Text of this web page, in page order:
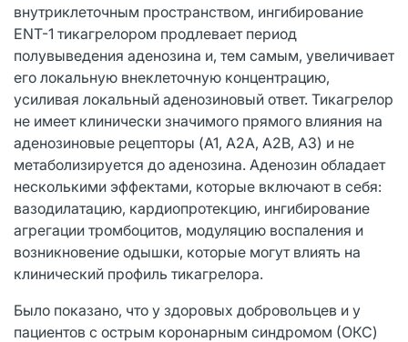
внутриклеточным пространством, ингибирование
ENT-1 тикагрелором продлевает период
полувыведения аденозина и, тем самым, увеличивает
его локальную внеклеточную концентрацию,
усиливая локальный аденозиновый ответ. Тикагрелор
не имеет клинически значимого прямого влияния на
аденозиновые рецепторы (A1, A2A, A2B, A3) и не
метаболизируется до аденозина. Аденозин обладает
несколькими эффектами, которые включают в себя:
вазодилатацию, кардиопротекцию, ингибирование
агрегации тромбоцитов, модуляцию воспаления и
возникновение одышки, которые могут влиять на
клинический профиль тикагрелора.
Было показано, что у здоровых добровольцев и у
пациентов с острым коронарным синдромом (ОКС)